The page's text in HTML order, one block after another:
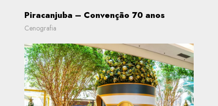
Piracanjuba – Convenção 70 anos
Cenografia